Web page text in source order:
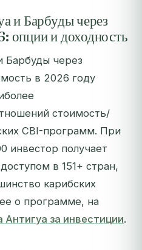
и Барбуды через
опции и доходность
Барбуды через
в 2026 году
стоимость/
CBI-программ. При
инвестор получает
в 151+ стран,
карибских
о программе, на
Антигуа за инвестиции.